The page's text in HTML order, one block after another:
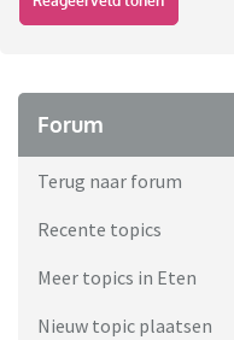
Forum
Terug naar forum
Recente topics
Meer topics in Eten
Nieuw topic plaatsen